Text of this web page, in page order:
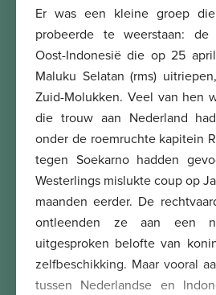
Er was een kleine groep
probeerde te weerstaan: de
Oost-Indonesië die op 25
Maluku Selatan (rms)
Zuid-Molukken. Veel van hen
die trouw aan Nederland
onder de roemruchte kapitein
tegen Soekarno hadden
Westerlings mislukte coup op
maanden eerder. De
ontleenden ze aan een
uitgesproken belofte van
zelfbeschikking. Maar vooral
tussen Nederlandse en